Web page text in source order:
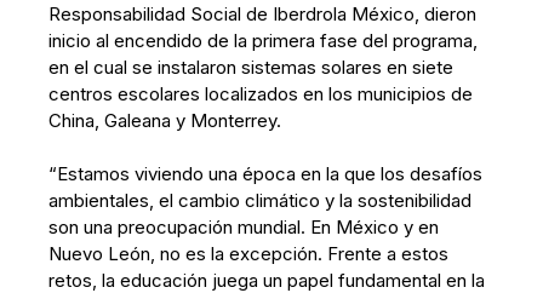
Responsabilidad Social de Iberdrola México, dieron
inicio al encendido de la primera fase del programa,
en el cual se instalaron sistemas solares en siete
centros escolares localizados en los municipios de
China, Galeana y Monterrey.
“Estamos viviendo una época en la que los desafíos
ambientales, el cambio climático y la sostenibilidad
son una preocupación mundial. En México y en
Nuevo León, no es la excepción. Frente a estos
retos, la educación juega un papel fundamental en la